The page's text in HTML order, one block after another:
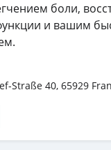
боли,
и вашим
Straße 40, 65929